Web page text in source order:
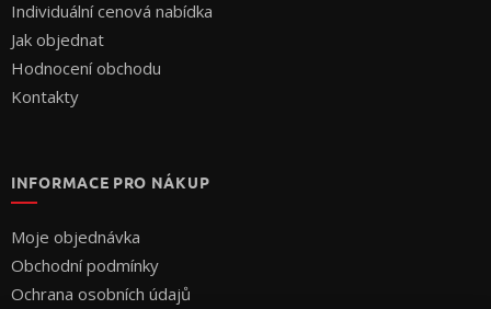
Individuální cenová nabídka
Jak objednat
Hodnocení obchodu
Kontakty
INFORMACE PRO NÁKUP
Moje objednávka
Obchodní podmínky
Ochrana osobních údajů